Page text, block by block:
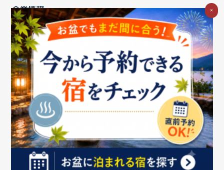
企業情報
ご利用中の方
お問い合わせ消費税の表示 ウェブアクセシビリティの取り組み
個人情報保護ポリシープライバシーポータル
Cookieポリシー
特定商取引法に基づく表記情報セキュリティ基本方針
商標についてBIGLOBEトップ
×